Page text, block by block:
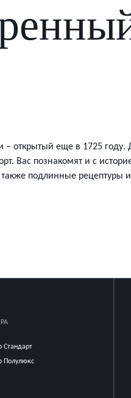
– открытый еще в 1725
Вас познакомят и с
подлинные рецептуры
Стандарт
Полулюкс